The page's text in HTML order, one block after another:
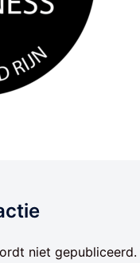
niet gepubliceerd.